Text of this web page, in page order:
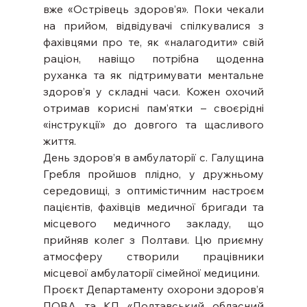
вже «Острівець здоров’я». Поки чекали
на прийом, відвідувачі спілкувалися з
фахівцями про те, як «налагодити» свій
раціон, навіщо потрібна щоденна
руханка та як підтримувати ментальне
здоров’я у складні часи. Кожен охочий
отримав корисні пам’ятки – своєрідні
«інструкції» до довгого та щасливого
життя.
День здоров’я в амбулаторії с. Галущина
Гребля пройшов плідно, у дружньому
середовищі, з оптимістичним настроєм
пацієнтів, фахівців медичної бригади та
місцевого медичного закладу, що
прийняв колег з Полтави. Цю приємну
атмосферу створили працівники
місцевої амбулаторії сімейної медицини.
Проєкт Департаменту охорони здоров’я